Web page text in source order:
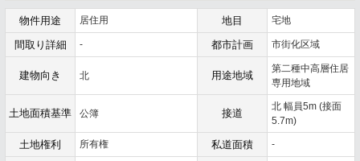
物件用途 居住用 地目 宅地
間取り詳細 - 都市計画 市街化区域
建物向き 北 用途地域
第二種中高層住居
専用地域
土地面積基準 公簿 接道
北 幅員5m (接面
5.7m)
土地権利 所有権 私道面積 -